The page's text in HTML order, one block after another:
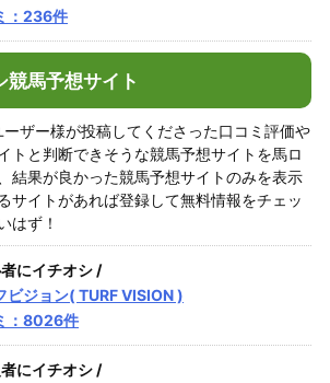
：236件
競馬予想サイト
ザー様が投稿してくださった口コミ評価や
トと判断できそうな競馬予想サイトを馬ロ
結果が良かった競馬予想サイトのみを表示
サイトがあれば登録して無料情報をチェッ
はず！
にイチオシ /
ビジョン( TURF VISION )
：8026件
にイチオシ /